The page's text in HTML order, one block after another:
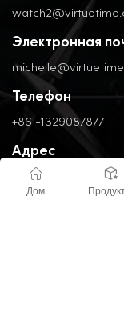
Электронная
Телефон
+86 -1329087877
Адрес
No. 3, Nanpu Road,
China
Дом